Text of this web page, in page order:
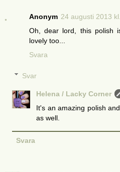
Anonym 24 augusti 2013
Oh, dear lord, this polish
lovely too...
Svara
Svar
Helena / Lacky Corner
It's an amazing polish
as well.
Svara